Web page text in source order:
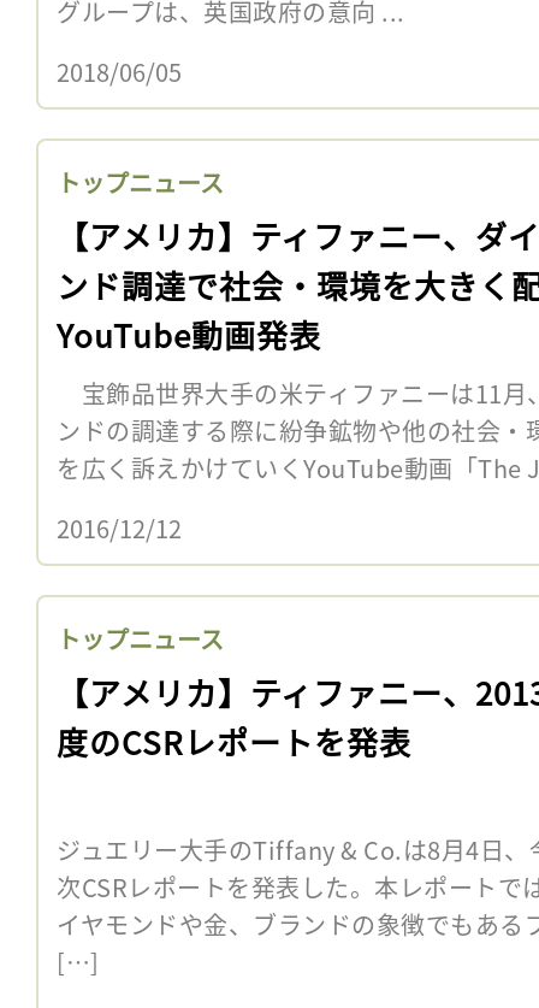
グループは、英国政府の意向 ...
2018/06/05
トップニュース
【アメリカ】ティファニー、ダ
ンド調達で社会・環境を大きく
YouTube動画発表
宝飾品世界大手の米ティファニーは11月
ンドの調達する際に紛争鉱物や他の社会
を広く訴えかけていくYouTube動画「
2016/12/12
トップニュース
【アメリカ】ティファニー、
度のCSRレポートを発表
ジュエリー大手のTiffany & Co.は8月4日
次CSRレポートを発表した。本レポートで
イヤモンドや金、ブランドの象徴でもある
[…]